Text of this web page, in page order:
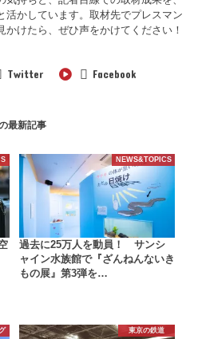
活かしています。取材先でプレスマン
かけたら、ぜひ声をかけてください！
Twitter Facebook
最新記事
NEWS&TOPICS
過去に25万人を動員！ サンシ
ャイン水族館で『ざんねんないき
もの展』第3弾を…
東京の鉄道